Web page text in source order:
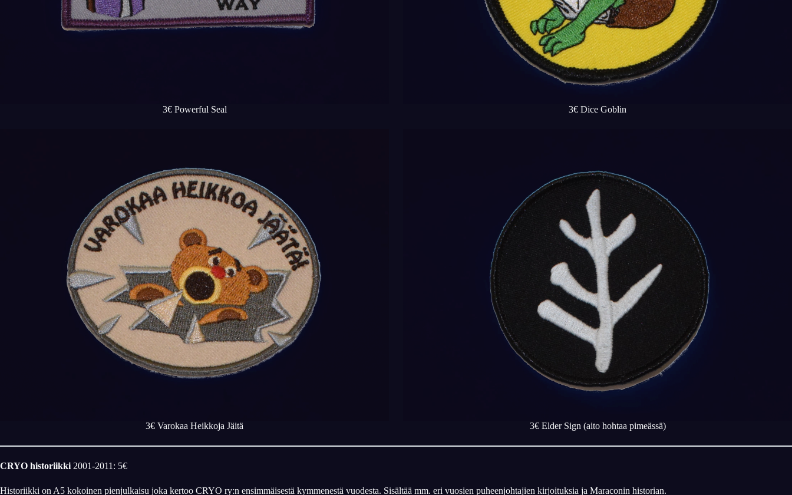
3€ Powerful Seal 3€ Dice Goblin
3€ Varokaa Heikkoja Jäitä 3€ Elder Sign (aito hohtaa pimeässä)
CRYO historiikki 2001-2011: 5€
Historiikki on A5 kokoinen pienjulkaisu joka kertoo CRYO ry:n ensimmäisestä kymmenestä vuodesta. Sisältää mm. eri vuosien puheenjohtajien kirjoituksia ja Maraconin historian.